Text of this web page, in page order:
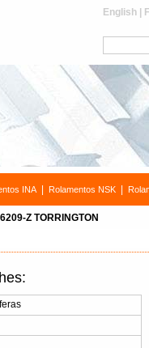
English
INA Rolamentos NSK
Z TORRINGTON